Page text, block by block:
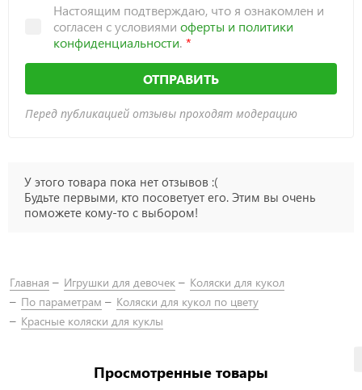
Настоящим подтверждаю, что я ознакомлен и
согласен с условиями оферты и политики
конфиденциальности.
ОТПРАВИТЬ
Перед публикацией отзывы проходят модерацию
У этого товара пока нет отзывов :(
Будьте первыми, кто посоветует его. Этим вы очень
поможете кому-то с выбором!
Главная Игрушки для девочек
Коляски для кукол
По параметрам
Коляски для кукол по цвету
Красные коляски для куклы
Просмотренные товары